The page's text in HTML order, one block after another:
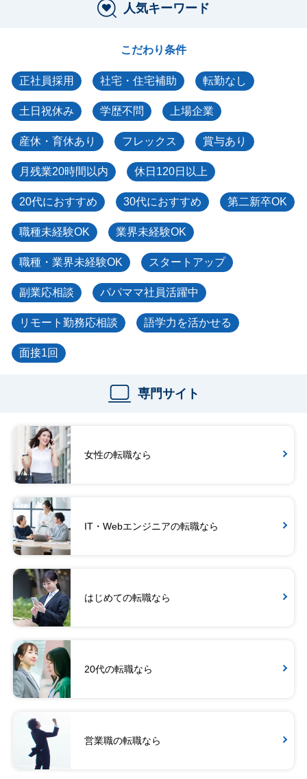
人気キーワード
こだわり条件
正社員採用 社宅・住宅補助 転勤なし
土日祝休み 学歴不問 上場企業
産休・育休あり フレックス 賞与あり
月残業20時間以内 休日120日以上
20代におすすめ 30代におすすめ 第二新卒OK
職種未経験OK 業界未経験OK
職種・業界未経験OK スタートアップ
副業応相談 パパママ社員活躍中
リモート勤務応相談 語学力を活かせる
面接1回
専門サイト
女性の転職なら
IT・Webエンジニアの転職なら
はじめての転職なら
20代の転職なら
営業職の転職なら